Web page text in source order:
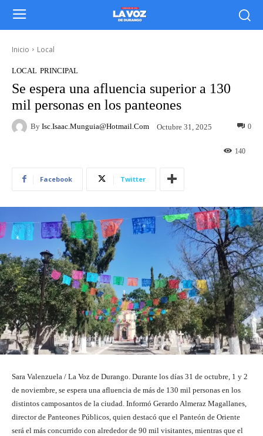
Inicio Local
LOCAL PRINCIPAL
Se espera una afluencia superior a 130
mil personas en los panteones
By Isc.isaac.munguia@hotmail.com Octubre 31, 2025 0
140
Facebook Twitter
Sara Valenzuela / La Voz de Durango. Durante los días 31 de octubre, 1 y 2
de noviembre, se espera una afluencia de más de 130 mil personas en los
distintos camposantos de la ciudad. Informó Gerardo Almeraz Magallanes,
director de Panteones Públicos, quien destacó que el Panteón de Oriente
será el más concurrido con alrededor de 90 mil visitantes, mientras que el